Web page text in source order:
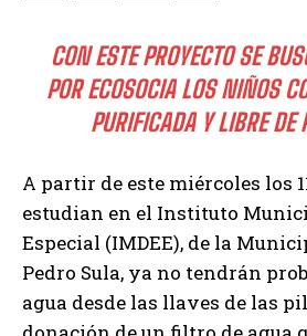
CON ESTE PROYECTO SE
POR ECOSOCIA LOS NIÑOS
PURIFICADA Y LIBRE DE
A partir de este miércoles los
estudian en el Instituto
Especial (IMDEE), de la
Pedro Sula, ya no tendrán
agua desde las llaves de las